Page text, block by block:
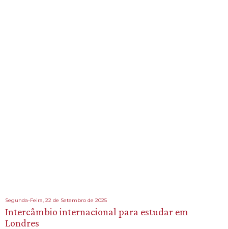
Segunda-Feira, 22 de Setembro de 2025
Intercâmbio internacional para estudar em
Londres